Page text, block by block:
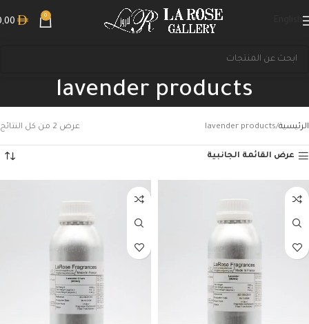
0
lavender products
الرئيسية lavender products عرض ⁦2⁩ من كل النتائج
عرض القائمة الجانبية